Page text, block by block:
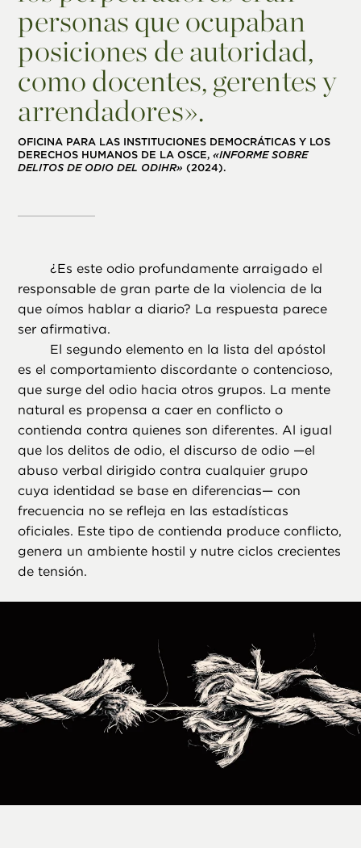
personas que ocupaban
posiciones de autoridad,
como docentes, gerentes y
arrendadores».
OFICINA PARA LAS INSTITUCIONES DEMOCRÁTICAS Y LOS
DERECHOS HUMANOS DE LA OSCE,«INFORME SOBRE
DELITOS DE ODIO DEL ODIHR» (2024).
¿Es este odio profundamente arraigado el
responsable de gran parte de la violencia de la
que oímos hablar a diario? La respuesta parece
ser afirmativa.
El segundo elemento en la lista del apóstol
es el comportamiento discordante o contencioso,
que surge del odio hacia otros grupos. La mente
natural es propensa a caer en conflicto o
contienda contra quienes son diferentes. Al igual
que los delitos de odio, el discurso de odio —el
abuso verbal dirigido contra cualquier grupo
cuya identidad se base en diferencias— con
frecuencia no se refleja en las estadísticas
oficiales. Este tipo de contienda produce conflicto,
genera un ambiente hostil y nutre ciclos crecientes
de tensión.